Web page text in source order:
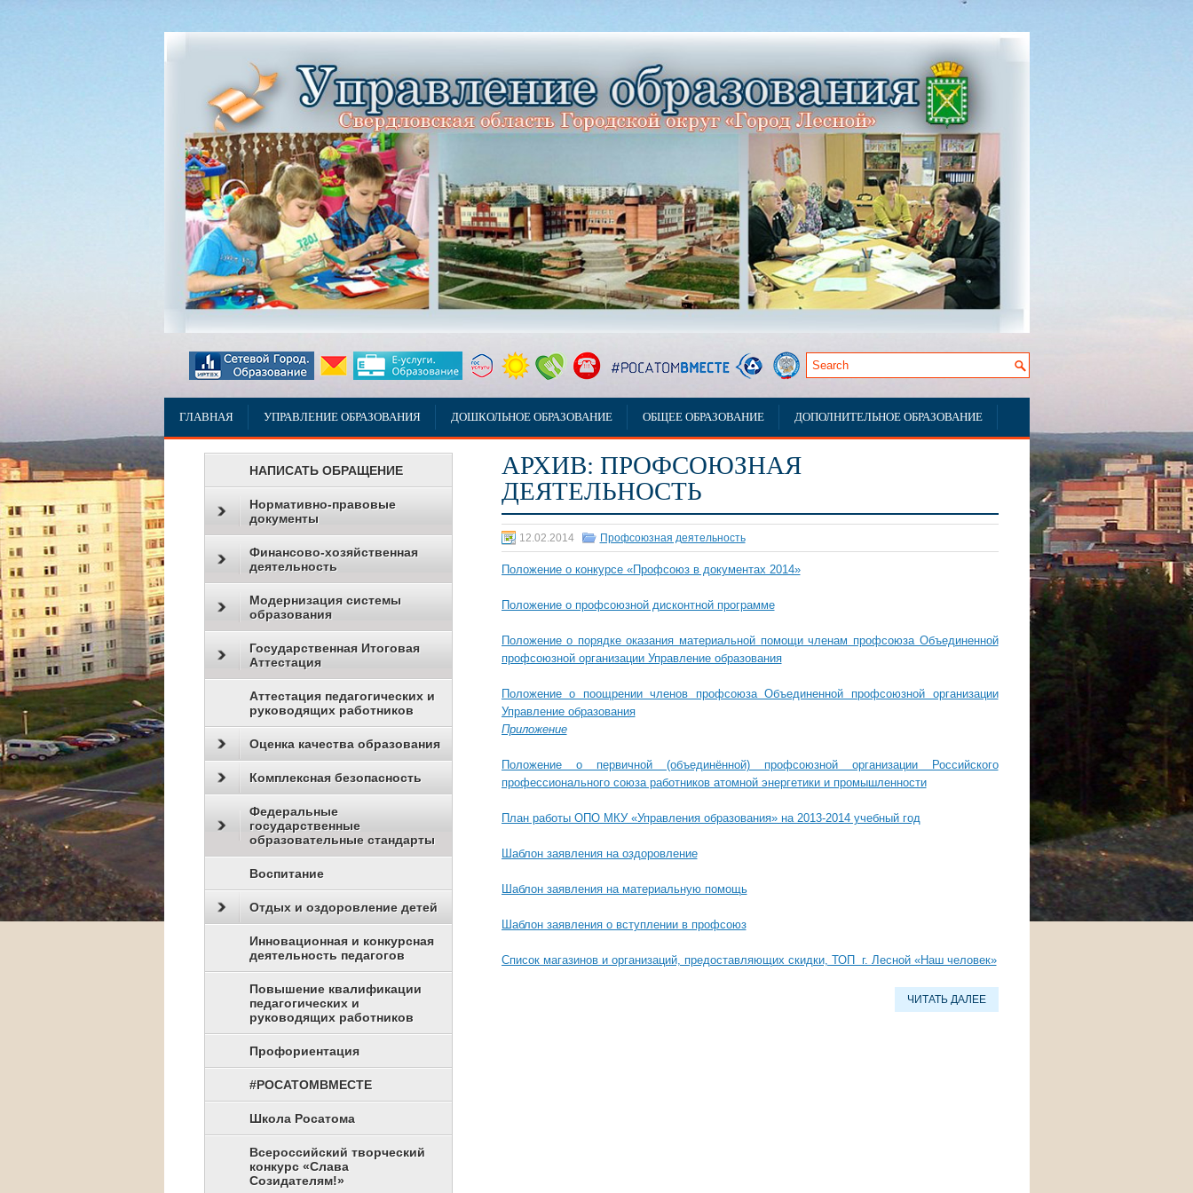
ГЛАВНАЯ УПРАВЛЕНИЕ ОБРАЗОВАНИЯ ДОШКОЛЬНОЕ ОБРАЗОВАНИЕ ОБЩЕЕ ОБРАЗОВАНИЕ ДОПОЛНИТЕЛЬНОЕ ОБРАЗОВАНИЕ
АРХИВ: ПРОФСОЮЗНАЯ
ДЕЯТЕЛЬНОСТЬ
12.02.2014 Профсоюзная деятельность
Положение о конкурсе «Профсоюз в документах 2014»
Положение о профсоюзной дисконтной программе
Положение о порядке оказания материальной помощи членам профсоюза Объединенной
профсоюзной организации Управление образования
Положение о поощрении членов профсоюза Объединенной профсоюзной организации
Управление образования
Приложение
Положение о первичной (объединённой) профсоюзной организации Российского
профессионального союза работников атомной энергетики и промышленности
План работы ОПО МКУ «Управления образования» на 2013-2014 учебный год
Шаблон заявления на оздоровление
Шаблон заявления на материальную помощь
Шаблон заявления о вступлении в профсоюз
Список магазинов и организаций, предоставляющих скидки, ТОП г. Лесной «Наш человек»
ЧИТАТЬ ДАЛЕЕ
НАПИСАТЬ ОБРАЩЕНИЕ
Нормативно-правовые
документы
Финансово-хозяйственная
деятельность
Модернизация системы
образования
Государственная Итоговая
Аттестация
Аттестация педагогических и
руководящих работников
Оценка качества образования
Комплексная безопасность
Федеральные
государственные
образовательные стандарты
Воспитание
Отдых и оздоровление детей
Инновационная и конкурсная
деятельность педагогов
Повышение квалификации
педагогических и
руководящих работников
Профориентация
#РОСАТОМВМЕСТЕ
Школа Росатома
Всероссийский творческий
конкурс «Слава
Созидателям!»